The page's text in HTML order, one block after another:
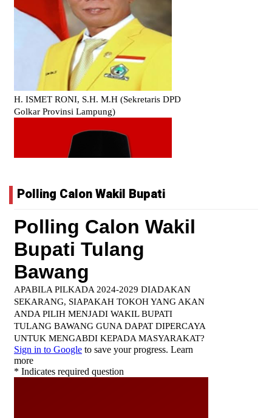
Polling Calon Wakil Bupati